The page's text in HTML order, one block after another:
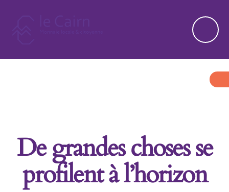
De grandes choses se
profilent à l’horizon